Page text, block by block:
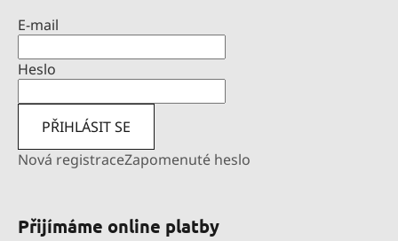
E-mail
Heslo
PŘIHLÁSIT SE
Nová registraceZapomenuté heslo
Přijímáme online platby